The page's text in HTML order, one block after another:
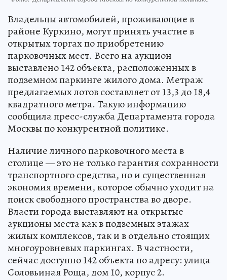
Владельцы автомобилей, проживающие в
районе Куркино, могут принять участие в
открытых торгах по приобретению
парковочных мест. Всего на аукцион
выставлено 142 объекта, расположенных в
подземном паркинге жилого дома. Метраж
предлагаемых лотов составляет от 13,3 до 18,4
квадратного метра. Такую информацию
сообщила пресс-служба Департамента города
Москвы по конкурентной политике.
Наличие личного парковочного места в
столице — это не только гарантия сохранности
транспортного средства, но и существенная
экономия времени, которое обычно уходит на
поиск свободного пространства во дворе.
Власти города выставляют на открытые
аукционы места как в подземных этажах
жилых комплексов, так и в отдельно стоящих
многоуровневых паркингах. В частности,
сейчас доступно 142 объекта по адресу: улица
Соловьиная Роща, дом 10, корпус 2.